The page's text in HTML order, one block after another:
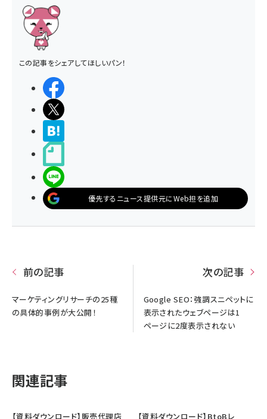
この記事をシェアしてほしいパン！
優先するニュース提供元にWeb担を追加
前の記事
マーケティングリサーチの25種
の具体的事例が大公開！
次の記事
Google SEO：強調スニペットに
表示されたウェブページは1
ページに2度表示されない
関連記事
【資料ダウンロード】販売代理店
【資料ダウンロード】BtoBレ